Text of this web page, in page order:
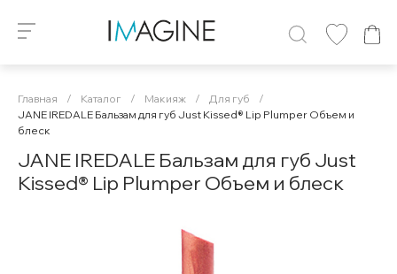
Главная / Каталог / Макияж / Для губ
/
JANE IREDALE Бальзам для губ Just Kissed® Lip Plumper Объем и
блеск
JANE IREDALE Бальзам для губ Just
Kissed® Lip Plumper Объем и блеск